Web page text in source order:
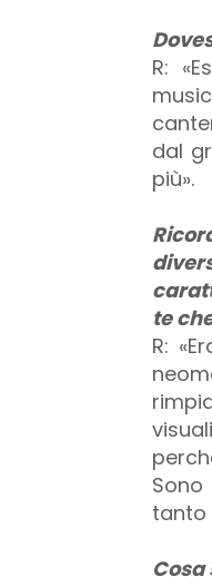
R:
dal
più».
te
R:
tanto